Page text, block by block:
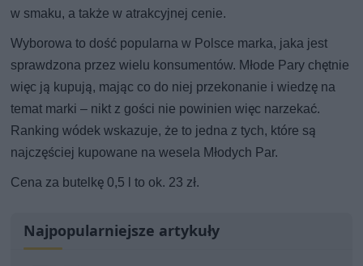
w smaku, a także w atrakcyjnej cenie.
Wyborowa to dość popularna w Polsce marka, jaka jest
sprawdzona przez wielu konsumentów. Młode Pary chętnie
więc ją kupują, mając co do niej przekonanie i wiedzę na
temat marki – nikt z gości nie powinien więc narzekać.
Ranking wódek wskazuje, że to jedna z tych, które są
najczęściej kupowane na wesela Młodych Par.
Cena za butelkę 0,5 l to ok. 23 zł.
Najpopularniejsze artykuły